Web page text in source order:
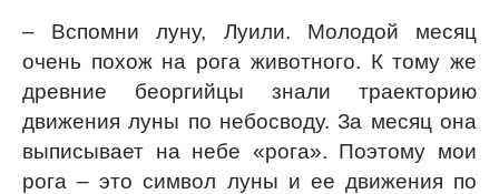
– Вспомни луну, Луили. Молодой месяц
очень похож на рога животного. К тому же
древние беоргийцы знали траекторию
движения луны по небосводу. За месяц она
выписывает на небе «рога». Поэтому мои
рога – это символ луны и ее движения по